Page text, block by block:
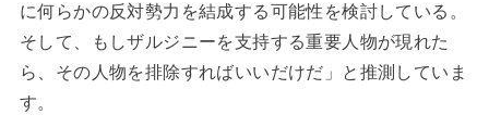
に何らかの反対勢力を結成する可能性を検討している。
そして、もしザルジニーを支持する重要人物が現れた
ら、その人物を排除すればいいだけだ」と推測していま
す。